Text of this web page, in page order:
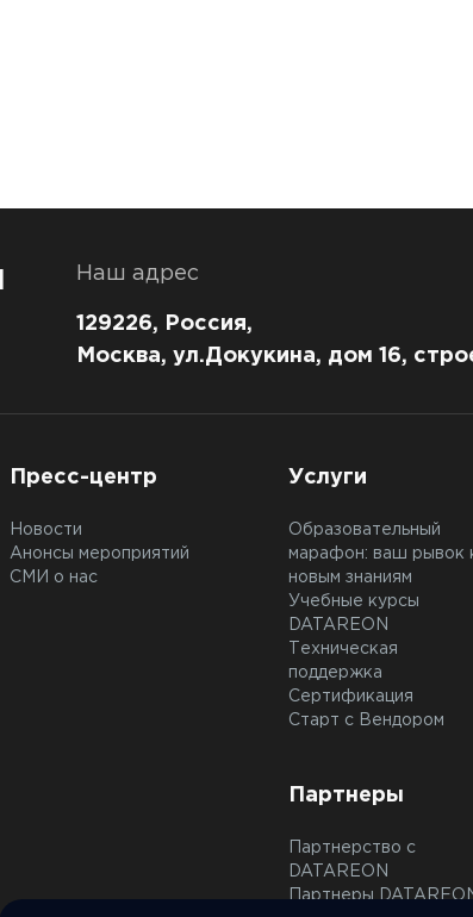
Наш адрес
129226, Россия,
Москва, ул.Докукина, дом 16,
Пресс-центр
Новости
Анонсы мероприятий
СМИ о нас
Услуги
Образовательный
марафон: ваш рывок
новым знаниям
Учебные курсы
DATAREON
Техническая
поддержка
Сертификация
Старт с Вендором
Партнеры
Партнерство с
DATAREON
Партнеры